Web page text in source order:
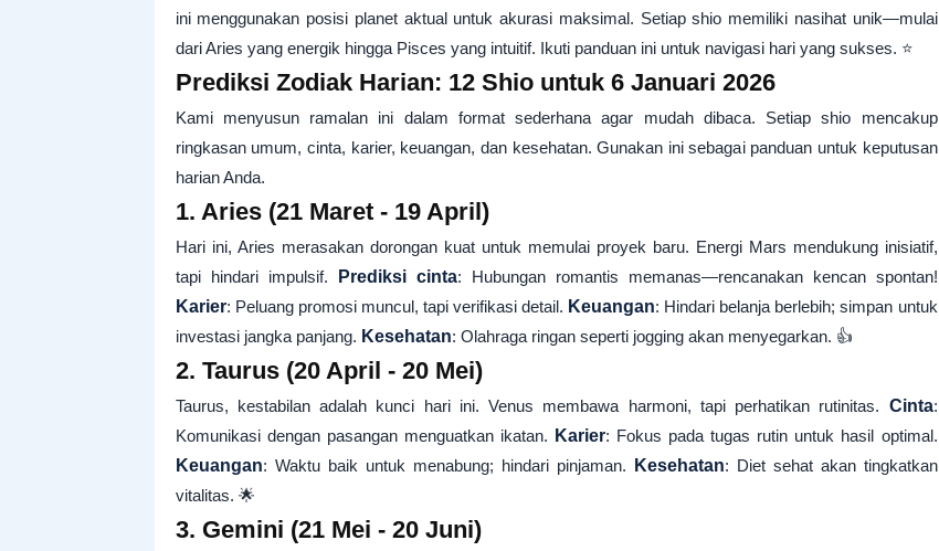
ini menggunakan posisi planet aktual untuk akurasi maksimal. Setiap shio memiliki nasihat unik—mulai
dari Aries yang energik hingga Pisces yang intuitif. Ikuti panduan ini untuk navigasi hari yang sukses. ⭐
Prediksi Zodiak Harian: 12 Shio untuk 6 Januari 2026
Kami menyusun ramalan ini dalam format sederhana agar mudah dibaca. Setiap shio mencakup
ringkasan umum, cinta, karier, keuangan, dan kesehatan. Gunakan ini sebagai panduan untuk keputusan
harian Anda.
1. Aries (21 Maret - 19 April)
Hari ini, Aries merasakan dorongan kuat untuk memulai proyek baru. Energi Mars mendukung inisiatif,
tapi hindari impulsif.
Prediksi cinta: Hubungan romantis memanas—rencanakan kencan spontan!
Karier: Peluang promosi muncul, tapi verifikasi detail. Keuangan: Hindari belanja berlebih; simpan untuk
investasi jangka panjang. Kesehatan: Olahraga ringan seperti jogging akan menyegarkan. 👍
2. Taurus (20 April - 20 Mei)
Taurus, kestabilan adalah kunci hari ini. Venus membawa harmoni, tapi perhatikan rutinitas. Cinta:
Komunikasi dengan pasangan menguatkan ikatan. Karier: Fokus pada tugas rutin untuk hasil optimal.
Keuangan: Waktu baik untuk menabung; hindari pinjaman. Kesehatan: Diet sehat akan tingkatkan
vitalitas. 🌟
3. Gemini (21 Mei - 20 Juni)